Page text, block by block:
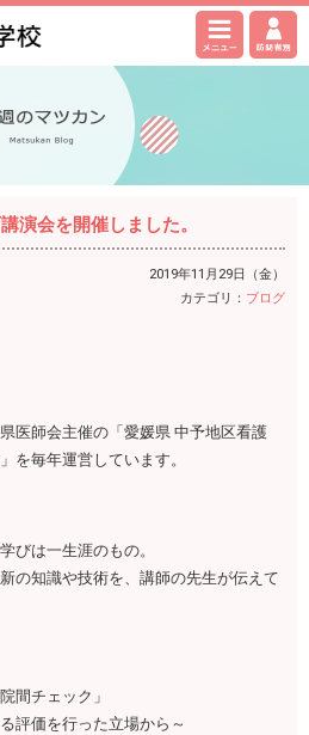
会を開催しました。
2019年11月29日（金）
カテゴリ： ブログ
医師会主催の「愛媛県 中予地区看護
を毎年運営しています。
びは一生涯のもの。
の知識や技術を、講師の先生が伝えて
間チェック」
価を行った立場から～